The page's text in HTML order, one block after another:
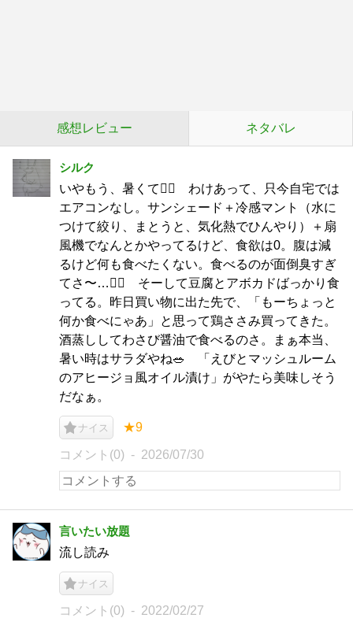
感想レビュー ネタバレ
シルク
いやもう、暑くて😵‍💫 わけあって、只今自宅では
エアコンなし。サンシェード＋冷感マント（水に
つけて絞り、まとうと、気化熱でひんやり）＋扇
風機でなんとかやってるけど、食欲は0。腹は減
るけど何も食べたくない。食べるのが面倒臭すぎ
てさ〜…😵‍💫 そーして豆腐とアボカドばっかり食
ってる。昨日買い物に出た先で、「もーちょっと
何か食べにゃあ」と思って鶏ささみ買ってきた。
酒蒸ししてわさび醤油で食べるのさ。まぁ本当、
暑い時はサラダやね🥗 「えびとマッシュルーム
のアヒージョ風オイル漬け」がやたら美味しそう
だなぁ。
ナイス ★9
コメント(0) 2026/07/30
言いたい放題
流し読み
ナイス
コメント(0) 2022/02/27